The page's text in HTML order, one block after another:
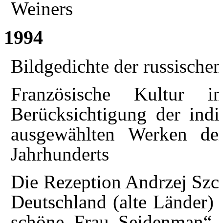
Weiners
1994
Bildgedichte der
Französische Kultur
Berücksichtigung der
ausgewählten Werken
Jahrhunderts
Die Rezeption Andrzej
Deutschland (alte